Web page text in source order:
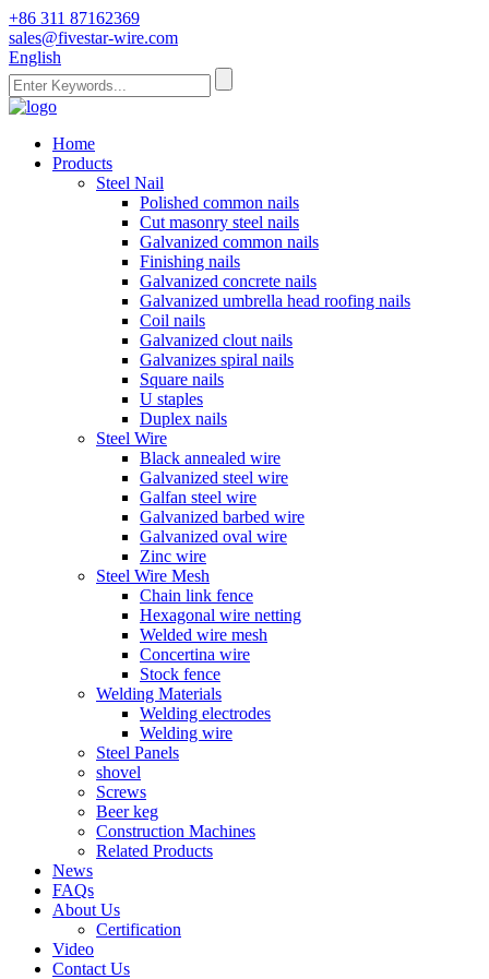
+86 311 87162369
sales@fivestar-wire.com
English
Home
Products
Steel Nail
Polished common nails
Cut masonry steel nails
Galvanized common nails
Finishing nails
Galvanized concrete nails
Galvanized umbrella head roofing nails
Coil nails
Galvanized clout nails
Galvanizes spiral nails
Square nails
U staples
Duplex nails
Steel Wire
Black annealed wire
Galvanized steel wire
Galfan steel wire
Galvanized barbed wire
Galvanized oval wire
Zinc wire
Steel Wire Mesh
Chain link fence
Hexagonal wire netting
Welded wire mesh
Concertina wire
Stock fence
Welding Materials
Welding electrodes
Welding wire
Steel Panels
shovel
Screws
Beer keg
Construction Machines
Related Products
News
FAQs
About Us
Certification
Video
Contact Us